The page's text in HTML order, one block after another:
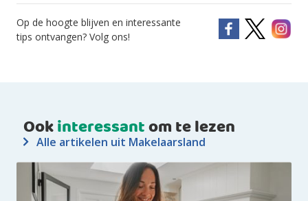
Op de hoogte blijven en interessante
tips ontvangen? Volg ons!
Ookinteressantom te lezen
Alle artikelen uit Makelaarsland